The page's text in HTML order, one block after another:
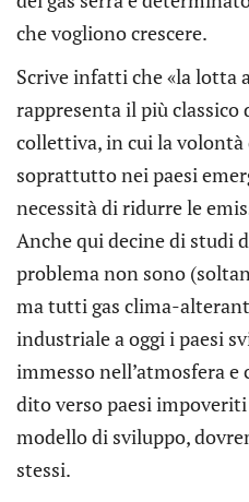
che vogliono crescere.
Scrive infatti che «la lotta
rappresenta il più
collettiva, in cui la
soprattutto nei paesi
necessità di ridurre le
Anche qui decine di studi
problema non sono
ma tutti gas clima-
industriale a oggi i paesi
immesso nell’atmosfera
dito verso paesi
modello di sviluppo,
stessi.